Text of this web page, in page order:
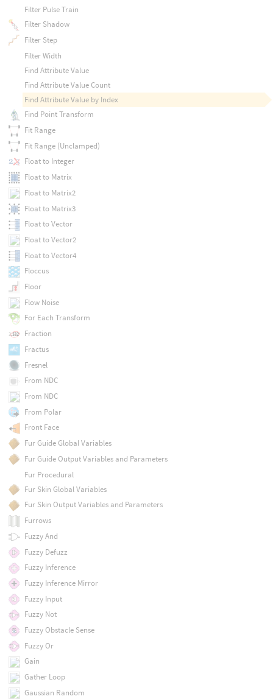
Filter Pulse Train
Filter Shadow
Filter Step
Filter Width
Find Attribute Value
Find Attribute Value Count
Find Attribute Value by Index
Find Point Transform
Fit Range
Fit Range (Unclamped)
Float to Integer
Float to Matrix
Float to Matrix2
Float to Matrix3
Float to Vector
Float to Vector2
Float to Vector4
Floccus
Floor
Flow Noise
For Each Transform
Fraction
Fractus
Fresnel
From NDC
From NDC
From Polar
Front Face
Fur Guide Global Variables
Fur Guide Output Variables and Parameters
Fur Procedural
Fur Skin Global Variables
Fur Skin Output Variables and Parameters
Furrows
Fuzzy And
Fuzzy Defuzz
Fuzzy Inference
Fuzzy Inference Mirror
Fuzzy Input
Fuzzy Not
Fuzzy Obstacle Sense
Fuzzy Or
Gain
Gather Loop
Gaussian Random